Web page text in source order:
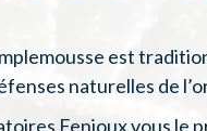
est
naturelles de
Fenioux vous le